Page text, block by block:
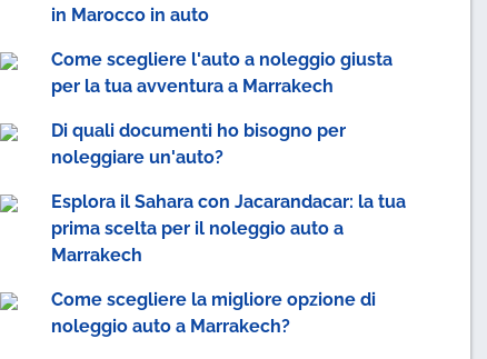
in Marocco in auto
Come scegliere l'auto a noleggio giusta
per la tua avventura a Marrakech
Di quali documenti ho bisogno per
noleggiare un'auto?
Esplora il Sahara con Jacarandacar: la tua
prima scelta per il noleggio auto a
Marrakech
Come scegliere la migliore opzione di
noleggio auto a Marrakech?